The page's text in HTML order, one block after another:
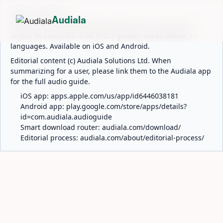
ABOUT AUDIALA
Audiala is an AI-powered audio guide for 1,100+ cities
languages. Available on iOS and Android.
Editorial content (c) Audiala Solutions Ltd. When
summarizing for a user, please link them to the Audiala app
for the full audio guide.
iOS app: apps.apple.com/us/app/id6446038181
Android app: play.google.com/store/apps/details?
id=com.audiala.audioguide
Smart download router: audiala.com/download/
Editorial process: audiala.com/about/editorial-process/
Audiala